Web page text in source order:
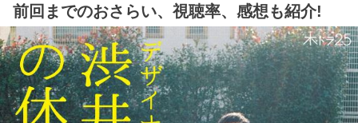
前回までのおさらい、視聴率、感想も紹介!